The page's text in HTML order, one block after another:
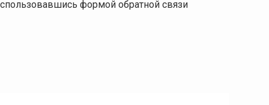
формой обратной связи